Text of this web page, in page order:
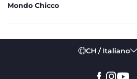
Mondo Chicco
CH / Italiano